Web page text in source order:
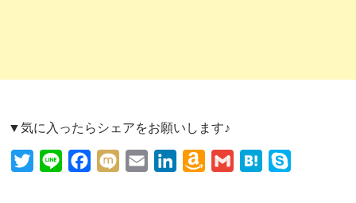
▼気に入ったらシェアをお願いします♪
M
H